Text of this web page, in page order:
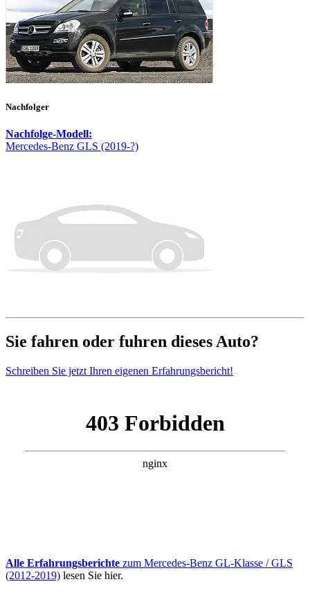
Nachfolger
Nachfolge-Modell:
Mercedes-Benz GLS (2019-?)
Sie fahren oder fuhren dieses Auto?
Schreiben Sie jetzt Ihren eigenen Erfahrungsbericht!
Alle Erfahrungsberichte zum Mercedes-Benz GL-Klasse / GLS
(2012-2019) lesen Sie hier.